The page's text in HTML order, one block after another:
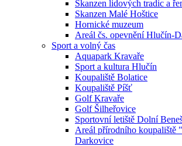
Skanzen lidových tradic a
Skanzen Malé Hoštice
Hornické muzeum
Areál čs. opevnění Hlučín-
Sport a volný čas
Aquapark Kravaře
Sport a kultura Hlučín
Koupaliště Bolatice
Koupaliště Píšť
Golf Kravaře
Golf Šilheřovice
Sportovní letiště Dolní
Areál přírodního koupaliště
Darkovice